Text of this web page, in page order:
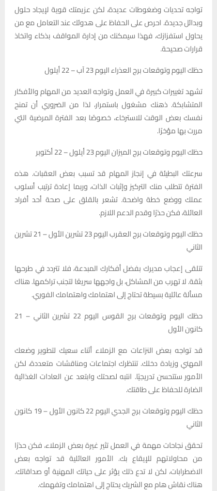
تواجه تحديات وضغوطات عديدة، لكن عزيمتك قوية لإيجاد حلول
وبدائل جديدة. احرص على الحفاظ على هدوئك عند التعامل مع من
يحاول استفزازك، فهذا سيمكنك من إدارة المواقف بذكاء واتخاذ
قرارات صحيحة.
حظك اليوم وتوقعات برج العذراء اليوم 23 آب – 22 أيلول
تشهد تغييرات كبيرة في العمل وتواجه العديد من المهام والأفكار
المتشابكة. ذهنك مشغول باستمرار، لذا من الضروري أن تمنح
نفسك بعض الوقت للاسترخاء، خصوصًا بعد الفترة المرضية التي
مررت بها مؤخرًا.
حظك اليوم وتوقعات برج الميزان اليوم 23 أيلول – 22 أکتوبر
سرعتك البطيئة في إنجاز المهام قد تسبب بعض العقبات. هذه
الفترة تتطلب منك التركيز وإثبات الذات، وربما إعادة ترتيب أسلوب
عملك ووضع خطة واضحة. تشعر بالقلق على صحة أحد أفراد
العائلة، فكن حذرًا وقدم الدعم اللازم.
حظك اليوم وتوقعات برج العقرب اليوم 23 تشرين الأول – 21 تشرين
الثاني
تتلقى إعجاب مديرك بفضل أفكارك المبدعة، فلا تتردد في طرحها
بثقة. لا تهرب من المشاكل، بل واجهها سريعًا لتجنب تراكمها. هناك
مسألة عائلية بسيطة تحتاج إلى اهتمامك واهتمامك الفوري.
حظك اليوم وتوقعات برج القوس اليوم 22 تشرين الثاني – 21
كانون الأول
قد تواجه بعض النزاعات مع الزملاء أثناء سعيك لتطوير وضعك
المهني وزيادة دخلك. تنتظرك اجتماعات ومناقشات متعددة، لكن
الأمور ستتحسن تدريجيًا. انتبه لصحتك وابتعد عن العادات الغذائية
الضارة للحفاظ على طاقتك.
حظك اليوم وتوقعات برج الجدي اليوم 22 كانون الأول – 19 كانون
الثاني
تحقق نجاحات مهمة في العمل تثير غيرة بعض الزملاء، فكن حذرًا
من محاولاتهم للإيقاع بك. الأمور العائلية قد تواجه بعض
الاضطرابات، لكن لا تدع ذلك يؤثر على حياتك المهنية أو صداقاتك.
هناك نقاش هام مع الشريك يحتاج إلى اهتمامك وتفهمك.